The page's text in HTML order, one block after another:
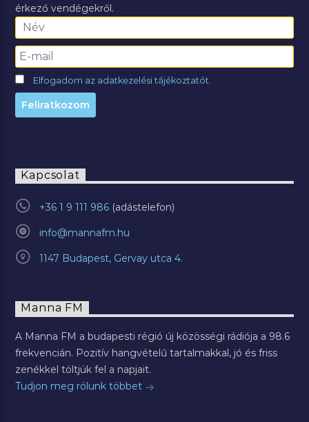
érkező vendégekről.
Elfogadom az adatkezelési tájékoztatót.
Kapcsolat
+36 1 9 111 986
info@mannafm.hu
1147 Budapest, Gervay utca 4.
Manna FM
A Manna FM a budapesti régió új közösségi rádiója a 98.6
frekvencián. Pozitív hangvételű tartalmakkal, jó és friss
zenékkel töltjük fel a napjait.
Tudjon meg rólunk többet